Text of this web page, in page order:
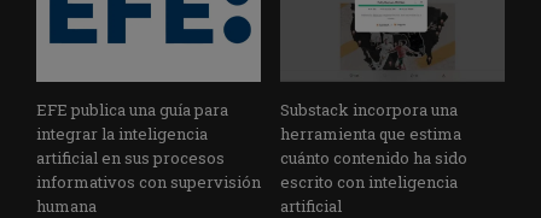
EFE publica una guía para
integrar la inteligencia
artificial en sus procesos
informativos con supervisión
humana
Substack incorpora una
herramienta que estima
cuánto contenido ha sido
escrito con inteligencia
artificial